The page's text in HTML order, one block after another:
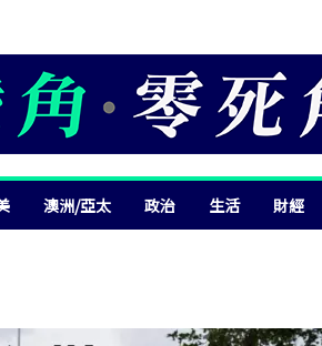
澳洲/亞太 政治 生活 財經